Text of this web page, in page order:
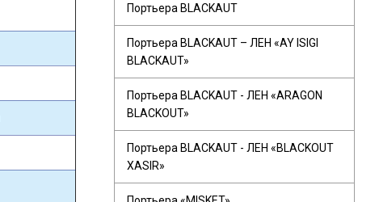
Портьера BLACKAUT
Портьера BLACKAUT – ЛЕН «AY ISIGI
BLACKAUT»
Портьера BLACKAUT - ЛЕН «ARAGON
BLACKOUT»
Портьера BLACKAUT - ЛЕН «BLACKOUT
XASIR»